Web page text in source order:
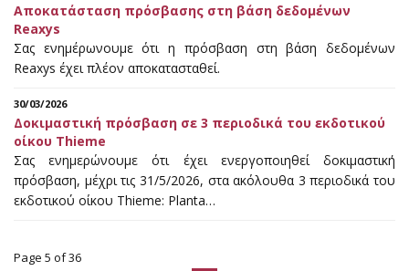
Αποκατάσταση πρόσβασης στη βάση δεδομένων
Reaxys
Σας ενημέρωνουμε ότι η πρόσβαση στη βάση δεδομένων
Reaxys έχει πλέον αποκατασταθεί.
30/03/2026
Δοκιμαστική πρόσβαση σε 3 περιοδικά του εκδοτικού
οίκου Thieme
Σας ενημερώνουμε ότι έχει ενεργοποιηθεί δοκιμαστική
πρόσβαση, μέχρι τις 31/5/2026, στα ακόλουθα 3 περιοδικά του
εκδοτικού οίκου Thieme: Planta…
Page 5 of 36